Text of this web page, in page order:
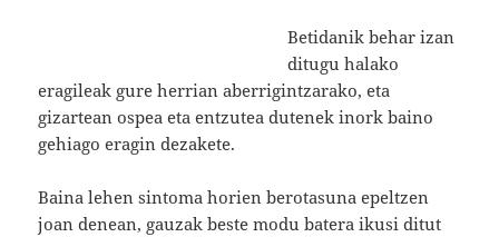
Betidanik behar izan
ditugu halako
eragileak gure herrian aberrigintzarako, eta
gizartean ospea eta entzutea dutenek inork baino
gehiago eragin dezakete.
Baina lehen sintoma horien berotasuna epeltzen
joan denean, gauzak beste modu batera ikusi ditut